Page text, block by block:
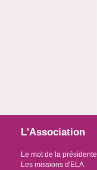
L'Association
Le mot de la présidente
Les missions d'ELA